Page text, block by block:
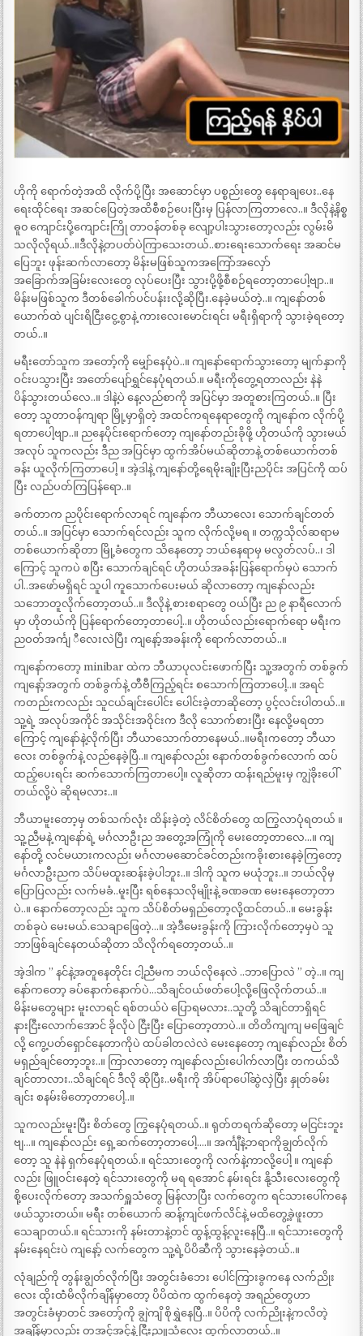
ဟိုကို ရောက်တဲ့အထိ လိုက်ပို့ပြီး အဆောင်မှာ ပစ္စည်းတွေ နေရာချပေး..နေ
ရေးထိုင်ရေး အဆင်ပြေတဲ့အထိစီစဉ်ပေးပြီးမှ ပြန်လာကြတာလေ..။ ဒီလိုနဲ့နိစ္စ
ဓူ၀ ကျောင်းပို့ကျောင်းကြို တာဝန်တစ်ခု လျော့ပါးသွားတော့လည်း လွမ်းမိ
သလိုလိုရယ်..။ဒီလိုနဲ့တပတ်ပဲကြာသေးတယ်..စားရေးသောက်ရေး အဆင်မ
ပြေဘူး ဖုန်းဆက်လာတော့ မိန်းမဖြစ်သူကအကြော်အလှော်
အခြောက်အခြမ်းလေးတွေ လုပ်ပေးပြီး သွားပို့ဖို့စီစဉ်ရတော့တာပေါ့ဗျာ..။
မိန်းမဖြစ်သူက ဒီတစ်ခေါက်ပင်ပန်းးလို့ဆိုပြီး.နေခဲ့မယ်တဲ့..။ ကျနော်တစ်
ယောက်ထဲ ပျင်းရိငြီးငွေ့စွာနဲ့ ကားလေးမောင်းရင်း မရီးရှိရာကို သွားခဲ့ရတော့
တယ်..။
မရီးတော်သူက အတော့်ကို မျှော်နေပုံပဲ..။ ကျနော်ရောက်သွားတော့ မျက်နှာကို
ဝင်းပသွားပြီး အတော်ပျော်ရွှင်နေပုံရတယ်.။ မရီးကိုတွေ့ရတာလည်း နဲနဲ
ပိန်သွားတယ်လေ..။ ဒါနဲ့ပဲ နေ့လည်စာကို အပြင်မှာ အတူစားကြတယ်..။ ပြီး
တော့ သူတာဝန်ကျရာ မြို့မှာရှိတဲ့ အထင်ကရနေရာတွေကို ကျနော်က လိုက်ပို့
ရတာပေါ့ဗျာ..။ ညနေပိုင်းရောက်တော့ ကျနော်တည်းခိုဖို့ ဟိုတယ်ကို သွားမယ်
အလုပ် သူကလည်း ဒီည အပြင်မှာ ထွက်အိပ်မယ်ဆိုတာနဲ့ တစ်ယောက်တစ်
ခန်း ယူလိုက်ကြတာပေါ့ ။ အဲ့ဒါနဲ့ ကျနော်တို့ရေမိုးချိုးပြီးညပိုင်း အပြင်ကို ထပ်
ပြီး လည်ပတ်ကြပြန်ရော..။
ခက်တာက ညပိုင်းရောက်လာရင် ကျနော်က ဘီယာလေး သောက်ချင်တတ်
တယ်..။ အပြင်မှာ သောက်ရင်လည်း သူက လိုက်လို့မရ ။ တက္ကသိုလ်ဆရာမ
တစ်ယောက်ဆိုတာ မြို့ခံတွေက သိနေတော့ ဘယ်နေရာမှ မလွတ်လပ်..၊ ဒါ
ကြောင့် သူကပဲ စပြီး သောက်ချင်ရင် ဟိုတယ်အခန်းပြန်ရောက်မှပဲ သောက်
ပါ..အဖော်မရှိရင် သူပါ ကူသောက်ပေးမယ် ဆိုလာတော့ ကျနော်လည်း
သဘောတူလိုက်တော့တယ်..။ ဒီလိုနဲ့ စားစရာတွေ ဝယ်ပြီး ည ၉ နာရီလောက်
မှာ ဟိုတယ်ကို ပြန်ရောက်တော့တာပေါ့..။ ဟိုတယ်လည်းရောက်ရော မရီးက
ညဝတ်အင်္ကျ ီလေးလဲပြီး ကျနော့်အခန်းကို ရောက်လာတယ်..။
ကျနော်ကတော့ minibar ထဲက ဘီယာပုလင်းဖောက်ပြီး သူ့အတွက် တစ်ခွက်
ကျနော့်အတွက် တစ်ခွက်နဲ့ တီဗီကြည့်ရင်း စသောက်ကြတာပေါ့..။ အရင်
ကတည်းကလည်း သူငယ်ချင်းပေါင်း ပေါင်းခဲ့တာဆိုတော့ ပွင့်လင်းပါတယ်..။
သူ့ရဲ့ အလုပ်အကိုင် အသိုင်းအဝိုင်းက ဒီလို သောက်စားပြီး နေလို့မရတာ
ကြောင့် ကျနော်နဲ့လိုက်ပြီး ဘီယာသောက်တာနေမယ်..။မရီးကတော့ ဘီယာ
လေး တစ်ခွက်နဲ့ လည်နေခဲ့ပြီ..။ ကျနော်လည်း နောက်တစ်ခွက်လောက် ထပ်
ထည့်ပေးရင်း ဆက်သောက်ကြတာပေါ့။ လူဆိုတာ ထန်းရည်မူးမှ ကျွဲခိုးပေါ်
တယ်လို့ပဲ ဆိုရမလား..။
ဘီယာမူးတော့မှ တစ်သက်လုံး ထိန်းခဲ့တဲ့ လိင်စိတ်တွေ ထကြွလာပုံရတယ် ။
သူ့ညီမနဲ့ ကျနော်ရဲ့ မင်္ဂလာဦးည အတွေ့အကြုံကို မေးတော့တာလေ…။ ကျ
နော်တို့ လင်မယားကလည်း မင်္ဂလာမဆောင်ခင်တည်းကခိုးစားနေခဲ့ကြတော့
မင်္ဂလာဦးညက သိပ်မထူးဆန်းခဲ့ပါဘူး..။ ဒါကို သူက မယုံဘူး..။ ဘယ်လိုမှ
ပြောပြလည်း လက်မခံ..မူးပြီး ရစ်နေသလိုမျိုးနဲ့ ခဏခဏ မေးနေတော့တာ
ပဲ..။ နောက်တော့လည်း သူက သိပ်စိတ်မရှည်တော့လို့ထင်တယ်..။ မေးခွန်း
တစ်ခုပဲ မေးမယ်.သေချာဖြေတဲ့…။ အဲ့ဒီမေးခွန်းကို ကြားလိုက်တော့မှပဲ သူ
ဘာဖြစ်ချင်နေတယ်ဆိုတာ သိလိုက်ရတော့တယ်..။
အဲ့ဒါက ” နင်နဲ့အတူနေတိုင်း ငါ့ညီမက ဘယ်လိုနေလဲ ..ဘာပြောလဲ ” တဲ့..။ ကျ
နော်ကတော့ ခပ်နောက်နောက်ပဲ…သိချင်ဝယ်ဖတ်ပေါ့လို့ဖြေလိုက်တယ်..။
မိန်းမတွေများ မူးလာရင် ရစ်တယ်ပဲ ပြောရမလား..သူတို့ သိချင်တာရှိရင်
နားငြီးလောက်အောင် ခိုလိုပဲ ငြီးပြီး ပြောတော့တာပဲ..။ တိတိကျကျ မဖြေချင်
လို့ ကွေ့ပတ်ရှောင်နေတာကိုပဲ ထပ်ခါတလဲလဲ မေးနေတော့ ကျနော်လည်း စိတ်
မရှည်ချင်တော့ဘူး..။ ကြာလာတော့ ကျနော်လည်းပေါက်လာပြီး တကယ်သိ
ချင်တာလား..သိချင်ရင် ဒီလို ဆိုပြီး..မရီးကို အိပ်ရာပေါ်ဆွဲလှဲပြီး နှုတ်ခမ်း
ချင်း စနမ်းမိတော့တာပေါ့..။
သူကလည်းမူးပြီး စိတ်တွေ ကြွနေပုံရတယ်..။ ရုတ်တရက်ဆိုတော့ မငြင်းဘူး
ဗျ…။ ကျနော်လည်း ရှေ့ဆက်တော့တာပေါ့….။ အင်္ကျီနဲ့ဘရာကိုချွတ်လိုက်
တော့ သူ နဲနဲ ရှက်နေပုံရတယ်.။ ရင်သားတွေကို လက်နဲ့ကာလို့ပေါ့ ။ ကျနော်
လည်း ဖြူဝင်းနေတဲ့ ရင်သားတွေကို မရ ရအောင် နမ်းရင်း နို့သီးလေးတွေကို
စို့ပေးလိုက်တော့ အသက်ရှူသံတွေ မြန်လာပြီး လက်တွေက ရင်သားပေါ်ကနေ
ဖယ်သွားတယ်။ မရီး တစ်ယောက် ဆန့်ကျင်ဖက်လိင်နဲ့ မထိတွေ့ခဲ့ဖူးတာ
သေချာတယ်.။ ရင်သားကို နမ်းတာနဲ့တင် ထွန့်ထွန့်လူးနေပြီ..။ ရင်သားတွေကို
နမ်းနေရင်းပဲ ကျနော့် လက်တွေက သူ့ရဲ့ပိပိဆီကို သွားနေခဲ့တယ်..။
လုံချည်ကို တွန်းချွတ်လိုက်ပြီး အတွင်းခံဘေး ပေါင်ကြားခွကနေ လက်ညိုး
လေး ထိုးထဲံမိလိုက်ချိန်မှာတော့ ပိပိထဲက ထွက်နေတဲ့ အရည်တွေဟာ
အတွင်းခံမှာတင် အတော့်ကို ချွဲကျိ စိုရွှဲနေပြီ..။ ပိပိကို လက်ညိုးနဲ့ကလိတဲ့
အချိန်မှာလည်း တအင့်အင့်နဲ့ ငြီးညူသံလေး ထွက်လာတယ်..။